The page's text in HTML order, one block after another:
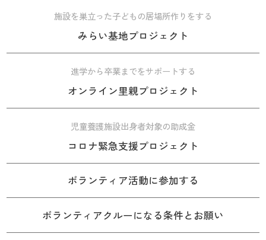
施設を巣立った子どもの居場所作りをする
みらい基地プロジェクト
進学から卒業までをサポートする
オンライン里親プロジェクト
児童養護施設出身者対象の助成金
コロナ緊急支援プロジェクト
ボランティア活動に参加する
ボランティアクルーになる条件とお願い